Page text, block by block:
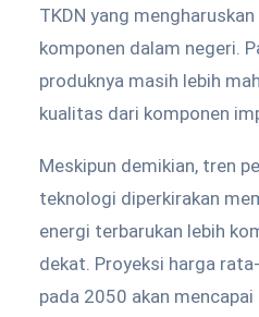
TKDN yang
komponen dalam negeri.
produknya masih lebih
kualitas dari komponen
Meskipun demikian, tren
teknologi diperkirakan
energi terbarukan lebih
dekat. Proyeksi harga
pada 2050 akan